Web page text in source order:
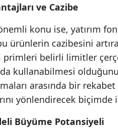
ve Cazibe
konu ise, yatırım
ürünlerin cazibesini
primleri belirli limitler
kullanabilmesi
arasında bir
yönlendirecek biçimde
Büyüme Potansiyeli